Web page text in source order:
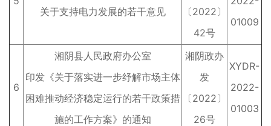
关于支持电力发展的若干意见
〔2022〕
42号
01009
6
湘阴县人民政府办公室
印发《关于落实进一步纾解市场主体
困难推动经济稳定运行的若干政策措
施的工作方案》的通知
湘阴政办
发
〔2022〕
26号
XYDR-
2022-
01003